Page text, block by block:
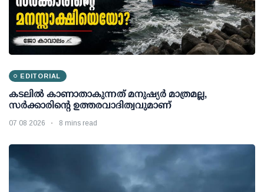
EDITORIAL
കടലിൽ കാണാതാകുന്നത് മനുഷ്യർ മാത്രമല്ല,
സർക്കാരിന്റെ ഉത്തരവാദിത്വവുമാണ്
07 08 2026 8 mins read